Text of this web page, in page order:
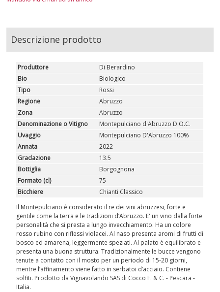
VENETO
BIANCHI
ROSATI
SPUMANTI
DESSERT
NON SOLO VINO
REGALI
CLUBWINESHOP.IT
TROVAIL TUO VINO
Descrizione prodotto
Produttore
Di Berardino
Bio
Biologico
Tipo
Rossi
Regione
Abruzzo
Zona
Abruzzo
Denominazione o Vitigno
Montepulciano d'Abruzzo D.O.C.
Uvaggio
Montepulciano D'Abruzzo 100%
Annata
2022
Gradazione
13.5
Bottiglia
Borgognona
Formato (cl)
75
Bicchiere
Chianti Classico
Il Montepulciano è considerato il re dei vini abruzzesi, forte e
gentile come la terra e le tradizioni d’Abruzzo. E' un vino dalla forte
personalità che si presta a lungo invecchiamento. Ha un colore
rosso rubino con riflessi violacei. Al naso presenta aromi di frutti di
bosco ed amarena, leggermente speziati. Al palato è equilibrato e
presenta una buona struttura. Tradizionalmente le bucce vengono
tenute a contatto con il mosto per un periodo di 15-20 giorni,
mentre l’affinamento viene fatto in serbatoi d’acciaio. Contiene
solfiti. Prodotto da Vignavolando SAS di Cocco F. & C. - Pescara -
Italia.